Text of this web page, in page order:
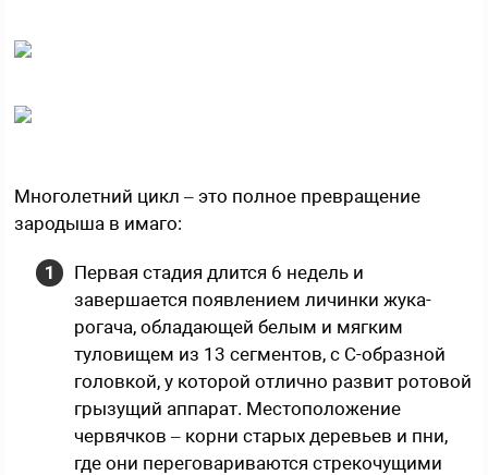
Многолетний цикл – это полное превращение
зародыша в имаго:
Первая стадия длится 6 недель и
завершается появлением личинки жука-
рогача, обладающей белым и мягким
туловищем из 13 сегментов, с С-образной
головкой, у которой отлично развит ротовой
грызущий аппарат. Местоположение
червячков – корни старых деревьев и пни,
где они переговариваются стрекочущими